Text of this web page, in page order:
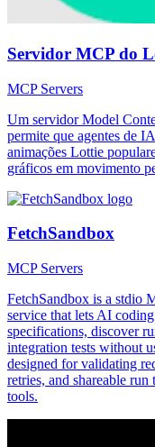
Servidor MCP do
MCP Servers
Um servidor Model
permite que agentes de
animações Lottie
gráficos em movimento
FetchSandbox
MCP Servers
FetchSandbox is a stdio
service that lets AI
specifications, discover
integration tests without
designed for validating
retries, and shareable
tools.